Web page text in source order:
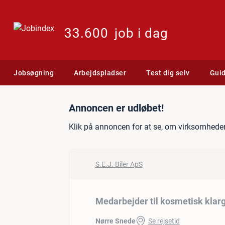
33.600 job i dag
Jobsøgning Arbejdspladser Test dig selv
Jobannonce:
Annoncen er udløbet!
Klik på annoncen for at se, om
S.E.J. Biler ApS
Medarbejder til kosmetisk
Nørre Snede Se rejsetid